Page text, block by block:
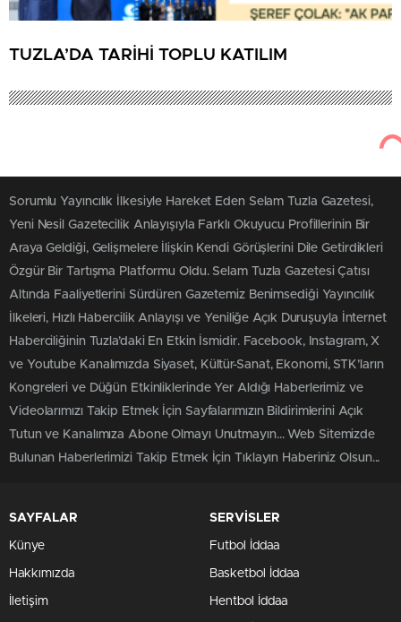
TUZLA’DA TARİHİ TOPLU KATILIM
Sorumlu Yayıncılık İlkesiyle Hareket Eden Selam Tuzla Gazetesi,
Yeni Nesil Gazetecilik Anlayışıyla Farklı Okuyucu Profillerinin Bir
Araya Geldiği, Gelişmelere İlişkin Kendi Görüşlerini Dile Getirdikleri
Özgür Bir Tartışma Platformu Oldu. Selam Tuzla Gazetesi Çatısı
Altında Faaliyetlerini Sürdüren Gazetemiz Benimsediği Yayıncılık
İlkeleri, Hızlı Habercilik Anlayışı ve Yeniliğe Açık Duruşuyla İnternet
Haberciliğinin Tuzla’daki En Etkin İsmidir. Facebook, Instagram, X
ve Youtube Kanalımızda Siyaset, Kültür-Sanat, Ekonomi, STK’ların
Kongreleri ve Düğün Etkinliklerinde Yer Aldığı Haberlerimiz ve
Videolarımızı Takip Etmek İçin Sayfalarımızın Bildirimlerini Açık
Tutun ve Kanalımıza Abone Olmayı Unutmayın... Web Sitemizde
Bulunan Haberlerimizi Takip Etmek İçin Tıklayın Haberiniz Olsun...
SAYFALAR
Künye
Hakkımızda
İletişim
SERVİSLER
Futbol İddaa
Basketbol İddaa
Hentbol İddaa